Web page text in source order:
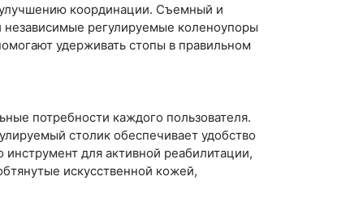
координации. Съемный и
независимые регулируемые коленоупоры
удерживать стопы в правильном
потребности каждого пользователя.
столик обеспечивает удобство
для активной реабилитации,
искусственной кожей,